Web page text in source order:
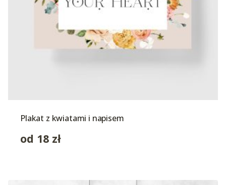
Plakat z kwiatami i napisem
od 18 zł